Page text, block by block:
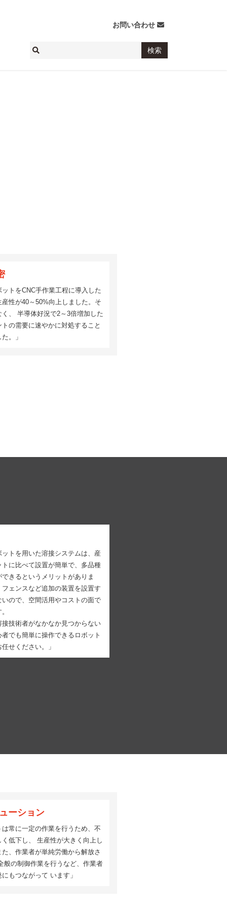
お問い合わせ
トをCNC手作業工程に導入した
性が40～50%向上しました。そ
、 半導体好況で2～3倍増加した
の需要に速やかに対処すること
。」
トを用いた溶接システムは、産
に比べて設置が簡単で、多品種
きるというメリットがありま
ェンスなど追加の装置を設置す
ので、空間活用やコストの面で
技術者がなかなか見つからない
でも簡単に操作できるロボット
せください。」
ーション
常に一定の作業を行うため、不
低下し、 生産性が大きく向上し
、作業者が単純労働から解放さ
般の制御作業を行うなど、作業者
もつながって います」